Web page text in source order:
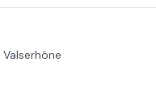
Valserhône